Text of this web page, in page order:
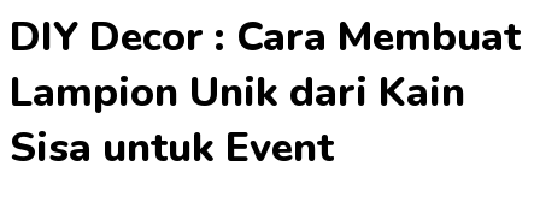
DIY Decor : Cara Membuat
Lampion Unik dari Kain
Sisa untuk Event